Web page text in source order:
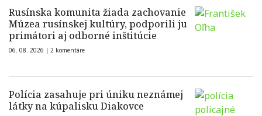
Rusínska komunita žiada zachovanie
Múzea rusínskej kultúry, podporili ju
primátori aj odborné inštitúcie
06. 08. 2026 | 2 komentáre
Polícia zasahuje pri úniku neznámej
látky na kúpalisku Diakovce